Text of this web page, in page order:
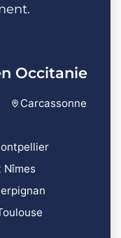
Occitanie
Carcassonne
Nîmes